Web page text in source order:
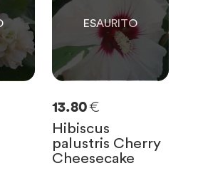
13.80€
Hibiscus
palustris Cherry
Cheesecake